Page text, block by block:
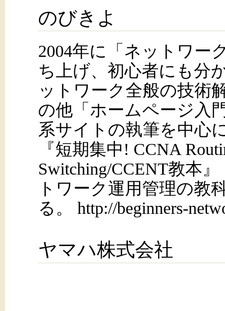
のびきよ
2004年に「ネットワー
ち上げ、初心者にも分
ットワーク全般の技術
の他「ホームページ入
系サイトの執筆を中心
『短期集中! CCNA
Switching/CCENT教本
トワーク運用管理の教
る。 http://beginners-
ヤマハ株式会社